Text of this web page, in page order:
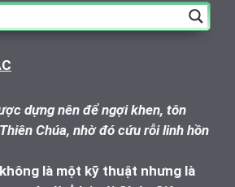
dựng nên để ngợi khen, tôn
Chúa, nhờ đó cứu rỗi linh hồn
là một kỹ thuật nhưng là